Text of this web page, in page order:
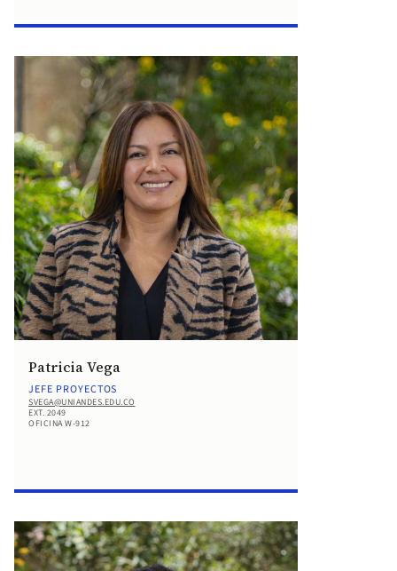
Patricia Vega
JEFE PROYECTOS
SVEGA@UNIANDES.EDU.CO
EXT. 2049
OFICINA W-912